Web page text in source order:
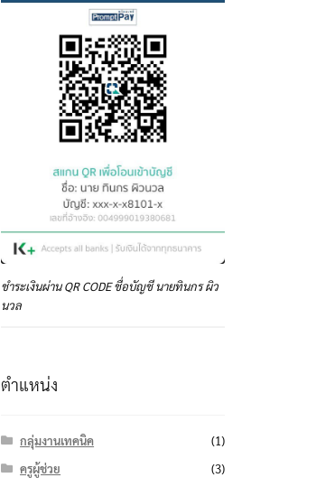
ชำระเงินผ่าน QR CODE ชื่อบัญชี นายทินกร ผิว
นวล
ตำแหน่ง
กลุ่มงานเทคนิค
(1)
ครูผู้ช่วย
(3)